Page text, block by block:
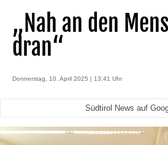
„Nah an den
dran“
Donnerstag, 10. April 2025 | 13:41 Uhr
Südtirol News auf